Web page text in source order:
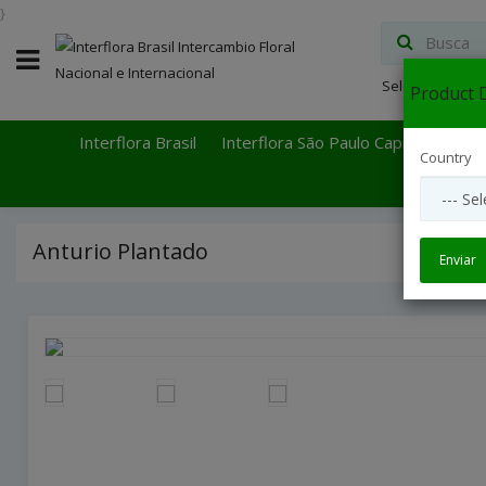
Select
Interflora Brasil Interflora São Paulo Capital
Anturio Plantado
}
Product
Country
Enviar